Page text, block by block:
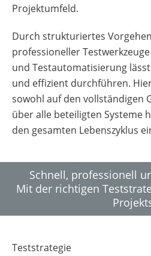
Projektumfeld.
Durch strukturiertes
professioneller
und Testautomatisierung
und effizient durchführen.
sowohl auf den vollständigen
über alle beteiligten Systeme
den gesamten Lebenszyklus
Schnell, professionell
Mit der richtigen
Teststrategie